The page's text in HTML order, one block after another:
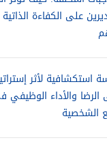
على الكفاءة الذاتية
استكشافية لأثر
الرضا والأداء
الشخصية